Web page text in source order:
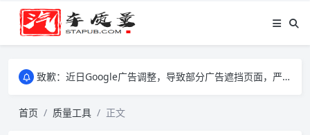
致歉：近日Google广告调整，导致部分广告遮挡页面，严重影响大家访问体验，将尽快调整完成，由此带来的不便，特意致歉！
致歉：近日Google广告调整，导致部分广告遮挡页面，严重影响大家访问体验，将尽快调整完成，由此带来的不便，特意致歉！
首页 质量工具 正文